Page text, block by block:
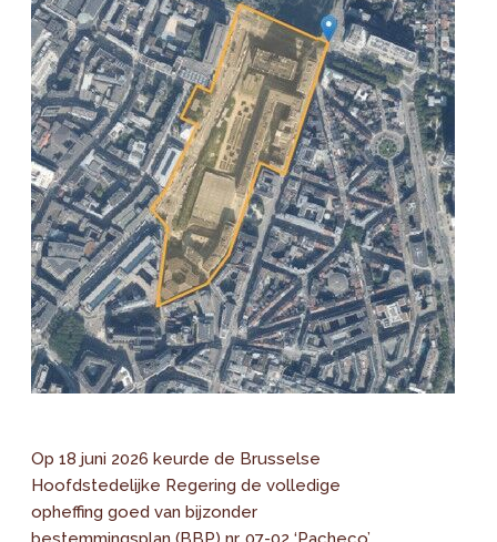
Op 18 juni 2026 keurde de Brusselse
Hoofdstedelijke Regering de volledige
opheffing goed van bijzonder